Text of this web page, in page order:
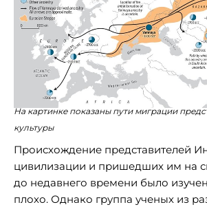
На картинке показаны пути миграции
культуры
Происхождение представителей
цивилизации и пришедших им на
до недавнего времени было
плохо. Однако группа ученых из